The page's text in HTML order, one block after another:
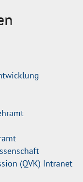
(QVK) Intranet